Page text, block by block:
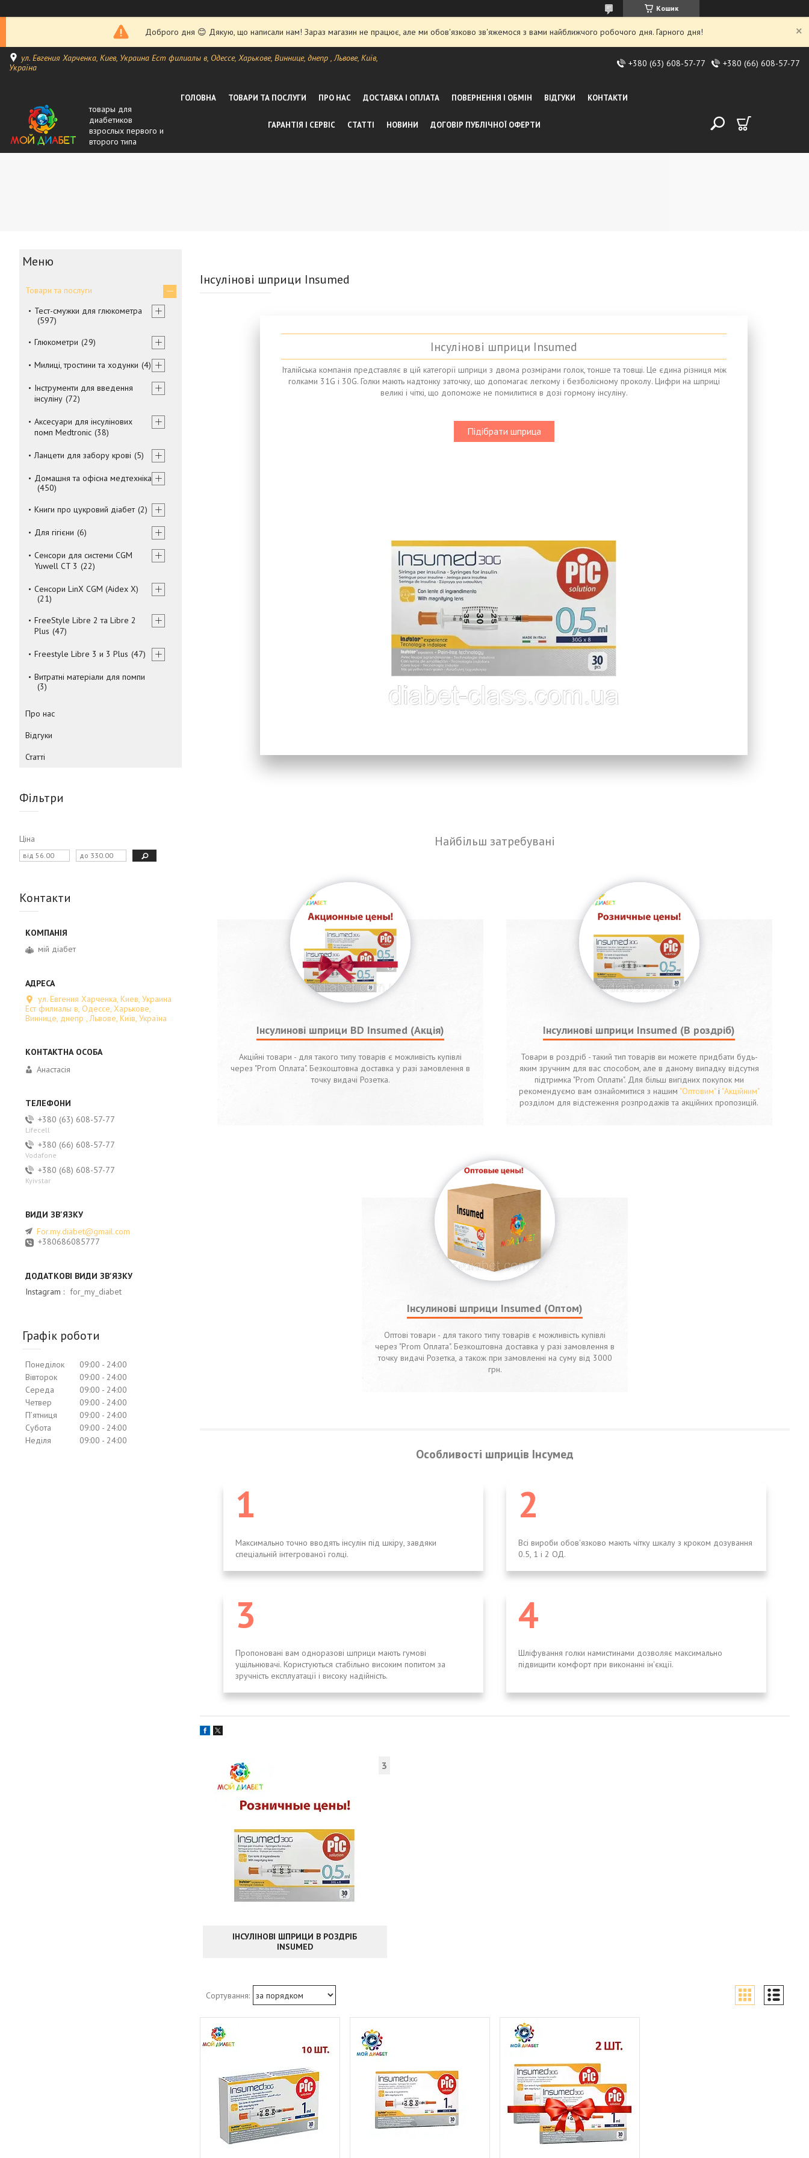
Кошик
Доброго дня 😊 Дякую, що написали нам! Зараз магазин не працює, але ми обов'язково зв'яжемося з вами найближчого робочого дня. Гарного дня!
ул. Евгения Харченка, Киев, Украина Ест филиалы в, Одессе, Харькове, Виннице, днепр , Львове, Київ,
Україна
+380 (63) 608-57-77 +380 (66) 608-57-77
товары для
диабетиков
взрослых первого и
второго типа
ГОЛОВНА ТОВАРИ ТА ПОСЛУГИ ПРО НАС ДОСТАВКА І ОПЛАТА ПОВЕРНЕННЯ І ОБМІН ВІДГУКИ КОНТАКТИ
ГАРАНТІЯ І СЕРВІС СТАТТІ НОВИНИ ДОГОВІР ПУБЛІЧНОЇ ОФЕРТИ
Інсулінові шприци Insumed
Інсулінові шприци Insumed
Італійська компанія представляє в цій категорії шприци з двома розмірами голок, тонше та товщі. Це єдина різниця між
голками 31G і 30G. Голки мають надтонку заточку, що допомагає легкому і безболісному проколу. Цифри на шприці
великі і чіткі, що допоможе не помилитися в дозі гормону інсуліну.
Підібрати шприца
Найбільш затребувані
Інсулинові шприци BD Insumed (Акція)
Акційні товари - для такого типу товарів є можливість купівлі
через "Prom Оплата". Безкоштовна доставка у разі замовлення в
точку видачі Розетка.
Інсулинові шприци Insumed (В роздріб)
Товари в роздріб - такий тип товарів ви можете придбати будь-
яким зручним для вас способом, але в даному випадку відсутня
підтримка "Prom Оплати". Для більш вигідних покупок ми
рекомендуємо вам ознайомитися з нашим "Оптовим"і "Акційним"
розділом для відстеження розпродажів та акційних пропозицій.
Інсулинові шприци Insumed (Оптом)
Оптові товари - для такого типу товарів є можливість купівлі
через "Prom Оплата". Безкоштовна доставка у разі замовлення в
точку видачі Розетка, а також при замовленні на суму від 3000
грн.
Особливості шприців Інсумед
1
Максимально точно вводять інсулін під шкіру, завдяки
спеціальній інтегрованої голці.
2
Всі вироби обов'язково мають чітку шкалу з кроком дозування
0.5, 1 і 2 ОД.
3
Пропоновані вам одноразові шприци мають гумові
ущільнювачі. Користуються стабільно високим попитом за
зручність експлуатації і високу надійність.
4
Шліфування голки намистинами дозволяє максимально
підвищити комфорт при виконанні ін'єкції.
ІНСУЛІНОВІ ШПРИЦИ В РОЗДРІБ
INSUMED
3
Товари та послуги
Тест-смужки для глюкометра
597
Глюкометри
29
Милиці, тростини та ходунки 4
Інструменти для введення
інсуліну 72
Аксесуари для інсулінових
помп Medtronic 38
Ланцети для забору крові 5
Домашня та офісна медтехніка
450
Книги про цукровий діабет 2
Для гігієни 6
Сенсори для системи CGM
Yuwell CT 3
22
Сенсори LinX CGM (Aidex X)
21
FreeStyle Libre 2 та Libre 2
Plus 47
Freestyle Libre 3 и 3 Plus 47
Витратні матеріали для помпи
3
Про нас
Відгуки
Статті
Фільтри
Ціна
Контакти
мій діабет
ул. Евгения Харченка, Киев, Украина
Ест филиалы в, Одессе, Харькове,
Виннице, днепр , Львове, Київ, Україна
Анастасія
+380 (63) 608-57-77
Lifecell
+380 (66) 608-57-77
Vodafone
+380 (68) 608-57-77
Kyivstar
For.my.diabet@gmail.com
+380686085777
Instagram for_my_diabet
Графік роботи
Понеділок 09:00
24:00
Вівторок
09:00
24:00
Середа
09:00
24:00
Четвер
09:00
24:00
Пʼятниця
09:00
24:00
Субота
09:00
24:00
Неділя
09:00 24:00